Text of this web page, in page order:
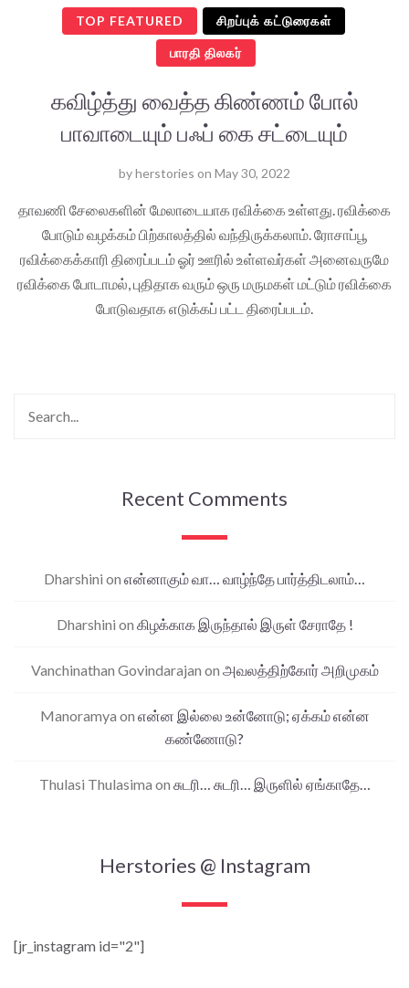
TOP FEATURED சிறப்புக் கட்டுரைகள்
பாரதி திலகர்
கவிழ்த்து வைத்த கிண்ணம் போல்
பாவாடையும் பஃப் கை சட்டையும்
byherstories on May 30, 2022
தாவணி சேலைகளின் மேலாடையாக ரவிக்கை உள்ளது. ரவிக்கை
போடும் வழக்கம் பிற்காலத்தில் வந்திருக்கலாம். ரோசாப்பூ
ரவிக்கைக்காரி திரைப்படம் ஓர் ஊரில் உள்ளவர்கள் அனைவருமே
ரவிக்கை போடாமல், புதிதாக வரும் ஒரு மருமகள் மட்டும் ரவிக்கை
போடுவதாக எடுக்கப் பட்ட திரைப்படம்.
Recent Comments
Dharshini on என்னாகும் வா… வாழ்ந்தே பார்த்திடலாம்…
Dharshini on கிழக்காக இருந்தால் இருள் சேராதே !
Vanchinathan Govindarajan on அவலத்திற்கோர் அறிமுகம்
Manoramya on என்ன இல்லை உன்னோடு; ஏக்கம் என்ன
கண்ணோடு?
Thulasi Thulasima on சுடரி… சுடரி… இருளில் ஏங்காதே…
Herstories @ Instagram
[jr_instagram id="2"]